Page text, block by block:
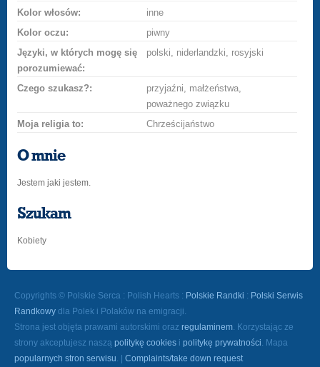
Kolor włosów:
inne
Kolor oczu:
piwny
Języki, w których mogę się
porozumiewać:
polski, niderlandzki, rosyjski
Czego szukasz?:
przyjaźni, małżeństwa,
poważnego związku
Moja religia to:
Chrześcijaństwo
O mnie
Jestem jaki jestem.
Szukam
Kobiety
Copyrights © Polskie Serca : Polish Hearts : Polskie Randki : Polski Serwis
Randkowy dla Polek i Polaków na emigracji.
Strona jest objęta prawami autorskimi oraz regulaminem. Korzystając ze
strony akceptujesz naszą politykę cookies i politykę prywatności. Mapa
popularnych stron serwisu. | Complaints/take down request